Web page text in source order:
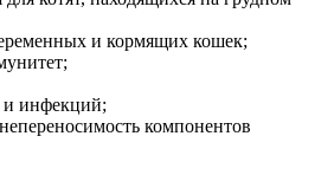
и кормящих кошек;
и инфекций;
компонентов